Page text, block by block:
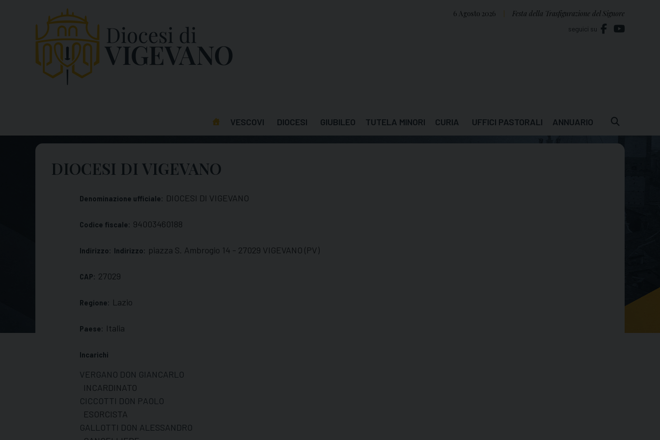
6 Agosto 2026 Festa della Trasfigurazione del Signore
seguici su
VESCOVI DIOCESI GIUBILEO TUTELA MINORI CURIA UFFICI PASTORALI ANNUARIO
DIOCESI DI VIGEVANO
Denominazione ufficiale: DIOCESI DI VIGEVANO
Codice fiscale: 94003460188
Indirizzo: Indirizzo: piazza S. Ambrogio 14 - 27029 VIGEVANO (PV)
CAP: 27029
Regione: Lazio
Paese: Italia
Incarichi
VERGANO DON GIANCARLO
INCARDINATO
CICCOTTI DON PAOLO
ESORCISTA
GALLOTTI DON ALESSANDRO